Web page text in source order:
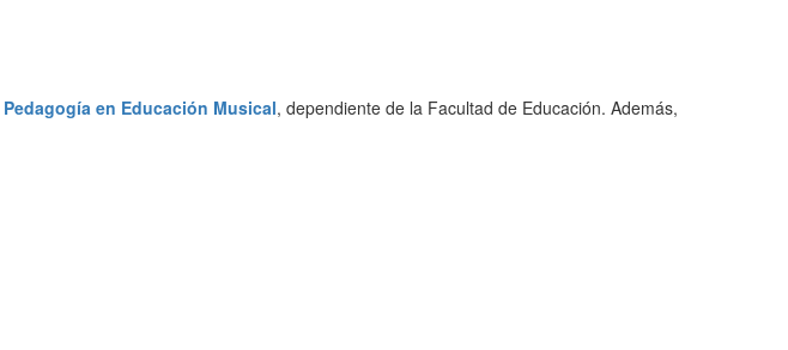
Pedagogía en Educación Musical, dependiente de la Facultad de Educación. Además,